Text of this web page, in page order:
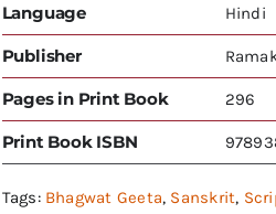
Language Hindi
Publisher
Pages in Print Book 296
Print Book ISBN
Tags: Bhagwat Geeta, Sanskrit,